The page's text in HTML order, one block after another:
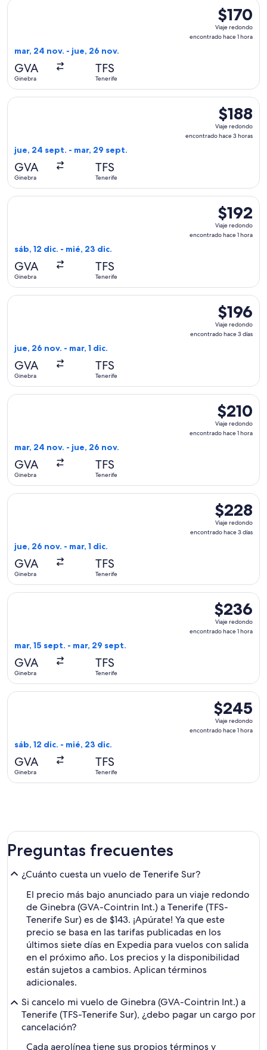
$170
Viaje
redondo,
$170
Viaje redondo
encontrado hace 1 hora
mar, 24 nov. - jue, 26 nov.
GVA
Ginebra
TFS
Tenerife
Seleccionar vuelo de easyJet, con salida el mar, 24 nov.
$188
Viaje
redondo,
$188
Viaje redondo
encontrado hace 3 horas
jue, 24 sept. - mar, 29 sept.
GVA
Ginebra
TFS
Tenerife
Seleccionar vuelo de easyJet, con salida el jue, 24 sept.
$192
Viaje
redondo,
$192
Viaje redondo
encontrado hace 1 hora
sáb, 12 dic. - mié, 23 dic.
GVA
Ginebra
TFS
Tenerife
Seleccionar vuelo de easyJet, con salida el sáb, 12 dic.
$196
Viaje
redondo,
$196
Viaje redondo
encontrado hace 3 días
jue, 26 nov. - mar, 1 dic.
GVA
Ginebra
TFS
Tenerife
Seleccionar vuelo de easyJet, con salida el jue, 26 nov.
$210
Viaje
redondo,
$210
Viaje redondo
encontrado hace 1 hora
mar, 24 nov. - jue, 26 nov.
GVA
Ginebra
TFS
Tenerife
Seleccionar vuelo de Iberia, con salida el mar, 24 nov.
$228
Viaje
redondo,
$228
Viaje redondo
encontrado hace 3 días
jue, 26 nov. - mar, 1 dic.
GVA
Ginebra
TFS
Tenerife
Seleccionar vuelo de KLM, con salida el jue, 26 nov. desde
$236
Viaje
redondo,
$236
Viaje redondo
encontrado hace 1 hora
mar, 15 sept. - mar, 29 sept.
GVA
Ginebra
TFS
Tenerife
Seleccionar vuelo de Swiss International Air Lines, con
$245
Viaje
redondo,
$245
Viaje redondo
encontrado hace 1 hora
sáb, 12 dic. - mié, 23 dic.
GVA
Ginebra
TFS
Tenerife
Seleccionar vuelo de Brussels Airlines, con salida el sáb,
Preguntas frecuentes
¿Cuánto cuesta un vuelo de Tenerife Sur?
El precio más bajo anunciado para un viaje redondo
de Ginebra (GVA-Cointrin Int.) a Tenerife (TFS-
Tenerife Sur) es de $143. ¡Apúrate! Ya que este
precio se basa en las tarifas publicadas en los
últimos siete días en Expedia para vuelos con salida
en el próximo año. Los precios y la disponibilidad
están sujetos a cambios. Aplican términos
adicionales.
Si cancelo mi vuelo de Ginebra (GVA-Cointrin Int.) a
Tenerife (TFS-Tenerife Sur), ¿debo pagar un cargo por
cancelación?
Cada aerolínea tiene sus propios términos y